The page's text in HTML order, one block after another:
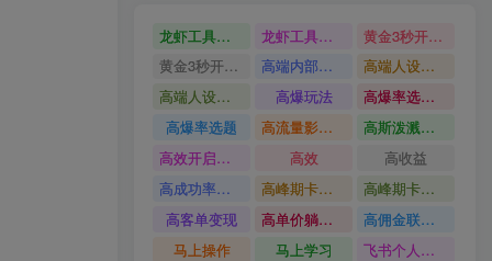
龙虾工具完整部署教学图文视频理财多赛道AI变现 龙虾工具完整部署教学
黄金3秒开头与标题海报玩法六大运营硬核技能高效变现
黄金3秒开头与标题海报玩法
高端内部魔灵召唤挂G打金
高端人设搭建积累客户信任图文剪辑谈单转化实操教学
高端人设搭建积累客户信任
高爆玩法
高爆率选题方法
高爆率选题
高流量影视片
高斯泼溅与游戏化交互课程
高效开启跨境賺钱新通道
高效
高收益
高成功率爆款全流程打法
高峰期卡顿利润被抽干私域直播核心痛点解析
高峰期卡顿利润被抽干
高客单变现
高单价躺賺玩法
高佣金联盟课
马上操作
马上学习
飞书个人版100G注册教程无需额外扩容